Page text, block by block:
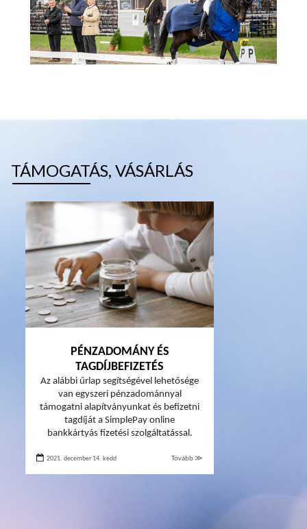
TÁMOGATÁS, VÁSÁRLÁS
PÉNZADOMÁNY ÉS
TAGDÍJBEFIZETÉS
Az alábbi űrlap segítségével lehetősége
van egyszeri pénzadománnyal
támogatni alapítványunkat és befizetni
tagdíját a SimplePay online
bankkártyás fizetési szolgáltatással.
2021. december 14. kedd Tovább ≫